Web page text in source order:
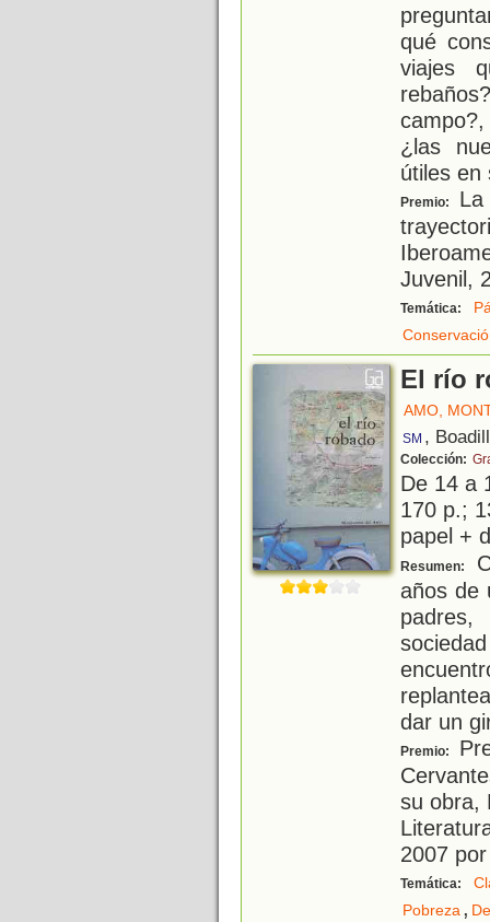
qué
viajes
¿las
útiles en
Premio:
La
Juvenil,
Temática:
El río
AMO,
SM ,
Colección:
De 14 a
170 p.;
papel +
Resumen:
años de
dar un
Premio:
su obra,
2007
Temática:
Pobreza,